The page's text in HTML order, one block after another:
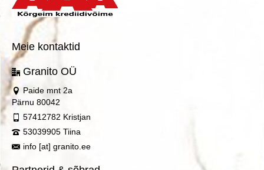
Meie kontaktid
Granito OÜ
Paide mnt 2a
Pärnu 80042
57412782 Kristjan
53039905 Tiina
info [at] granito.ee